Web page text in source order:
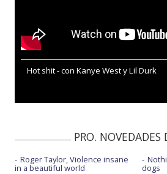
Hot shit - con Kanye West y Lil Durk
PRO. NOVEDADES
Roger Taylor, Violence insane
in a beautiful world
dogs